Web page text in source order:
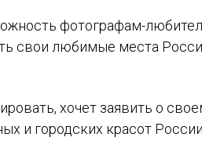
фотографам-
свои любимые места
хочет заявить о
и городских красот